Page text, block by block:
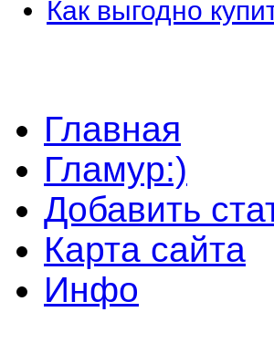
Как выгодно
Главная
Гламур:)
Добавить
Карта сайта
Инфо